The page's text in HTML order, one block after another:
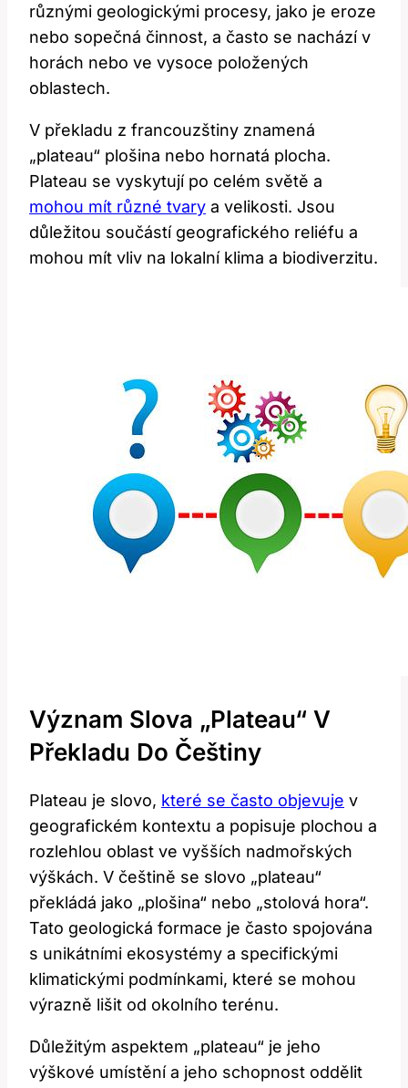
různými geologickými procesy, jako je⁢ eroze
nebo sopečná činnost, a často se nachází v
horách nebo ve vysoce položených
oblastech.
V překladu z francouzštiny znamená⁢
„plateau“ plošina nebo hornatá plocha.⁤
Plateau se vyskytují po celém světě‌ a
mohou mít různé tvary a velikosti. Jsou
důležitou součástí geografického reliéfu a
mohou mít vliv na lokalní klima a⁢ biodiverzitu.
Význam Slova „Plateau“ V
Překladu Do Češtiny
Plateau je ‍slovo, ⁢ které se často objevuje v
geografickém kontextu a popisuje ⁢plochou a
rozlehlou oblast ve vyšších nadmořských
výškách. V češtině se slovo „plateau“
překládá jako „plošina“ ⁢nebo „stolová hora“.
⁣Tato geologická formace je často spojována
s unikátními ‍ekosystémy a specifickými
klimatickými ‍podmínkami, které se mohou
výrazně lišit​ od okolního terénu.
Důležitým ​aspektem „plateau“ je jeho
výškové umístění a jeho schopnost oddělit